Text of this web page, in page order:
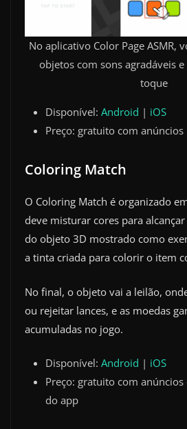
No aplicativo Color Page ASMR,
objetos com sons agradáveis
toque
Disponível: Android | iOS
Preço: gratuito com anúncios
Coloring Match
O Coloring Match é organizado
deve misturar cores para
do objeto 3D mostrado como
a tinta criada para colorir o item
No final, o objeto vai a leilão,
ou rejeitar lances, e as moedas
acumuladas no jogo.
Disponível: Android | iOS
Preço: gratuito com
do app